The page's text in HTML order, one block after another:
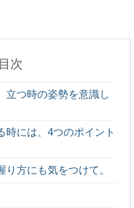
しい柔軟ストレッチに耐え
こしてしまう？原因とパン
次
立つ時の姿勢を意識し
時には、4つのポイント
方にも気をつけて。